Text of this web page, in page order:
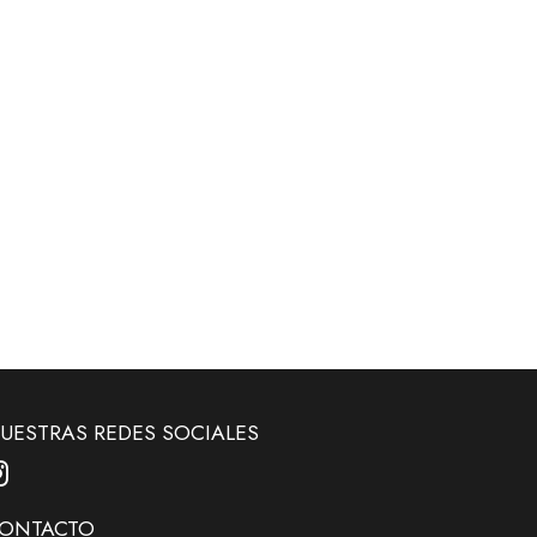
REDES SOCIALES